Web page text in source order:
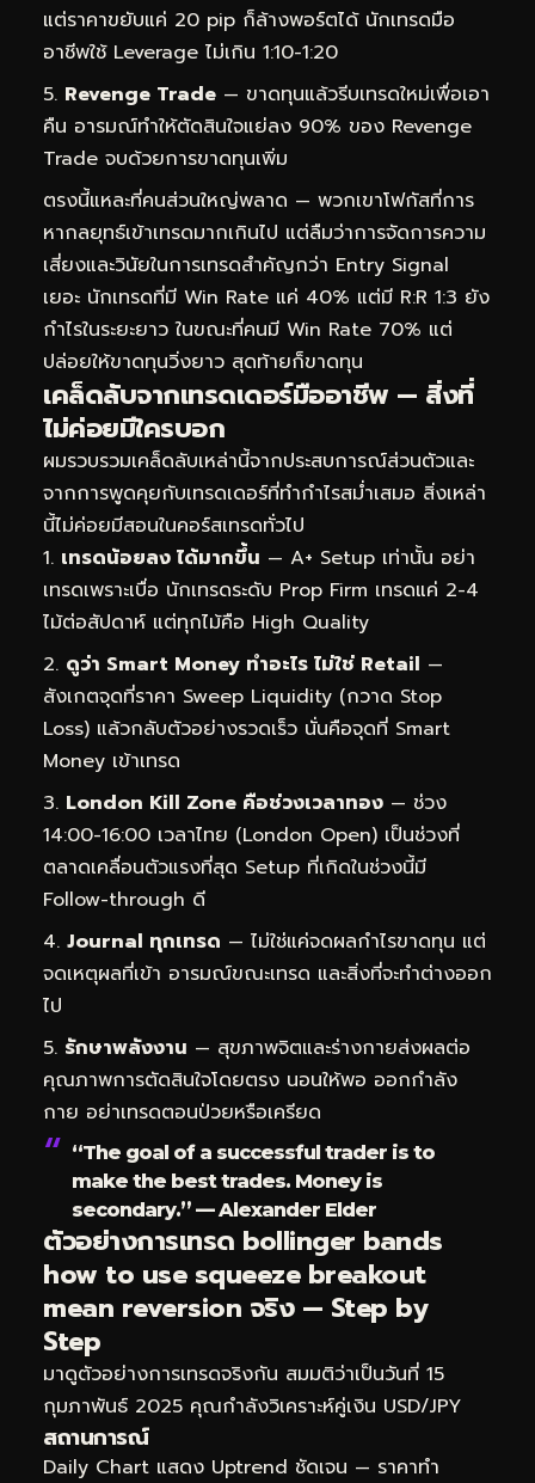
แต่ราคาขยับแค่ 20 pip ก็ล้างพอร์ตได้ นักเทรดมือ
อาชีพใช้ Leverage ไม่เกิน 1:10-1:20
Revenge Trade — ขาดทุนแล้วรีบเทรดใหม่เพื่อเอา
คืน อารมณ์ทำให้ตัดสินใจแย่ลง 90% ของ Revenge
Trade จบด้วยการขาดทุนเพิ่ม
ตรงนี้แหละที่คนส่วนใหญ่พลาด — พวกเขาโฟกัสที่การ
หากลยุทธ์เข้าเทรดมากเกินไป แต่ลืมว่าการจัดการความ
เสี่ยงและวินัยในการเทรดสำคัญกว่า Entry Signal
เยอะ นักเทรดที่มี Win Rate แค่ 40% แต่มี R:R 1:3 ยัง
กำไรในระยะยาว ในขณะที่คนมี Win Rate 70% แต่
ปล่อยให้ขาดทุนวิ่งยาว สุดท้ายก็ขาดทุน
เคล็ดลับจากเทรดเดอร์มืออาชีพ — สิ่งที่
ไม่ค่อยมีใครบอก
ผมรวบรวมเคล็ดลับเหล่านี้จากประสบการณ์ส่วนตัวและ
จากการพูดคุยกับเทรดเดอร์ที่ทำกำไรสม่ำเสมอ สิ่งเหล่า
นี้ไม่ค่อยมีสอนในคอร์สเทรดทั่วไป
เทรดน้อยลง ได้มากขึ้น — A+ Setup เท่านั้น อย่า
เทรดเพราะเบื่อ นักเทรดระดับ Prop Firm เทรดแค่ 2-4
ไม้ต่อสัปดาห์ แต่ทุกไม้คือ High Quality
ดูว่า Smart Money ทำอะไร ไม่ใช่ Retail —
สังเกตจุดที่ราคา Sweep Liquidity (กวาด Stop
Loss) แล้วกลับตัวอย่างรวดเร็ว นั่นคือจุดที่ Smart
Money เข้าเทรด
London Kill Zone คือช่วงเวลาทอง — ช่วง
14:00-16:00 เวลาไทย (London Open) เป็นช่วงที่
ตลาดเคลื่อนตัวแรงที่สุด Setup ที่เกิดในช่วงนี้มี
Follow-through ดี
Journal ทุกเทรด — ไม่ใช่แค่จดผลกำไรขาดทุน แต่
จดเหตุผลที่เข้า อารมณ์ขณะเทรด และสิ่งที่จะทำต่างออก
ไป
รักษาพลังงาน — สุขภาพจิตและร่างกายส่งผลต่อ
คุณภาพการตัดสินใจโดยตรง นอนให้พอ ออกกำลัง
กาย อย่าเทรดตอนป่วยหรือเครียด
“The goal of a successful trader is to
make the best trades. Money is
secondary.” — Alexander Elder
ตัวอย่างการเทรด bollinger bands
how to use squeeze breakout
mean reversion จริง — Step by
Step
มาดูตัวอย่างการเทรดจริงกัน สมมติว่าเป็นวันที่ 15
กุมภาพันธ์ 2025 คุณกำลังวิเคราะห์คู่เงิน USD/JPY
สถานการณ์
Daily Chart แสดง Uptrend ชัดเจน — ราคาทำ